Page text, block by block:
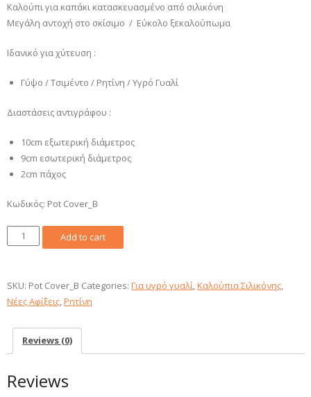
Καλούπι για καπάκι κατασκευασμένο από σιλικόνη
Μεγάλη αντοχή στο σκίσιμο / Εύκολο ξεκαλούπωμα
Ιδανικό για χύτευση :
Γύψο / Τσιμέντο / Ρητίνη / Υγρό Γυαλί
Διαστάσεις αντιγράφου :
10cm εξωτερική διάμετρος
9cm εσωτερική διάμετρος
2cm πάχος
Κωδικός: Pot Cover_B
Cover_B
Add to cart
SKU: Pot Cover_B Categories: Για υγρό γυαλί,Καλούπια Σιλικόνης,
Νέες Αφίξεις,Ρητίνη
Reviews (0)
Reviews